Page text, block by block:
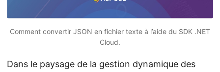
Comment convertir JSON en fichier texte à l’aide du SDK .NET
Cloud.
Dans le paysage de la gestion dynamique des